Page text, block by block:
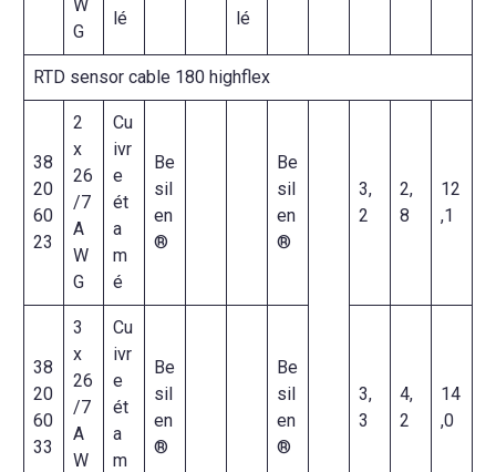
W
G
lé
lé
RTD sensor cable 180 highflex
38
20
60
23
2
x
26
/7
A
W
G
Cu
ivr
e
ét
a
m
é
Be
sil
en
®
Be
sil
en
®
3,
2
2,
8
12
,1
38
20
60
33
3
x
26
/7
A
W
Cu
ivr
e
ét
a
m
Be
sil
en
®
Be
sil
en
®
3,
3
4,
2
14
,0